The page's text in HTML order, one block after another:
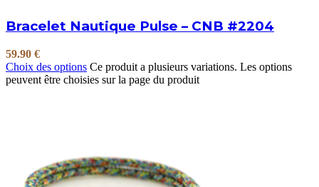
Bracelet Nautique Pulse – CNB #2204
59.90 €
Choix des options Ce produit a plusieurs variations. Les options
peuvent être choisies sur la page du produit